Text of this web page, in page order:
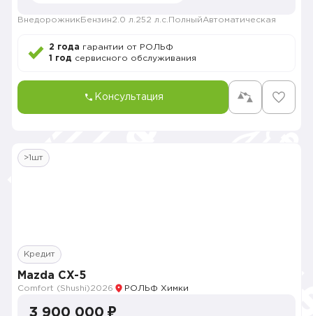
Внедорожник Бензин2.0 л. 252 л.с. ПолныйАвтоматическая
2 года гарантии от РОЛЬФ
1 год сервисного обслуживания
Консультация
>1шт
Кредит
Mazda CX-5
Comfort (Shushi)2026 РОЛЬФ Химки
3 900 000 ₽